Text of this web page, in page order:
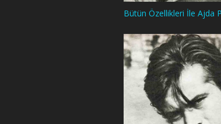
Bütün Özellikleri İle Ajda